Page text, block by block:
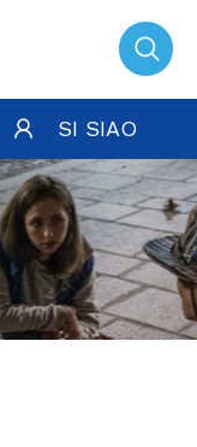
SI SIAO